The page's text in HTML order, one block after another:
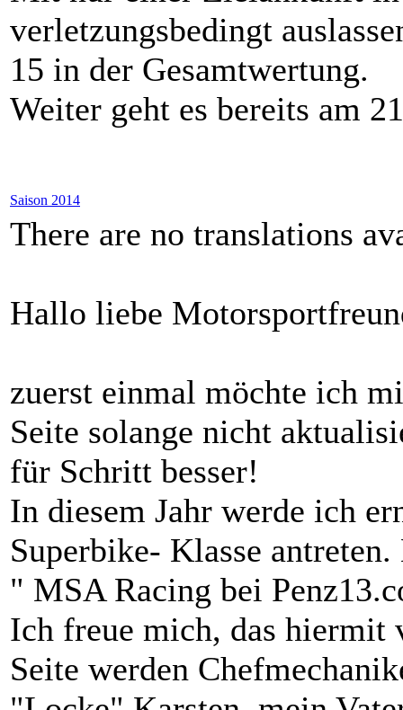
verletzungsbedingt
15 in der Gesamtwertung.
Weiter geht es bereits am
Saison 2014
There are no translations
Hallo liebe
zuerst einmal möchte ich
Seite solange nicht
für Schritt besser!
In diesem Jahr werde ich
Superbike- Klasse
" MSA Racing bei
Ich freue mich, das hiermit
Seite werden